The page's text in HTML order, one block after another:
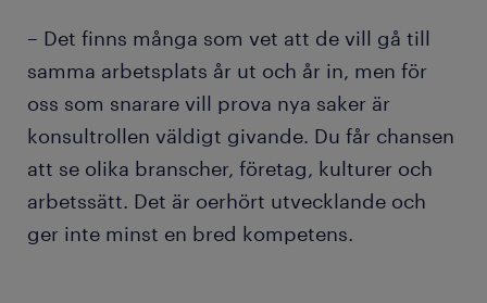
– Det finns många som vet att de vill gå till
samma arbetsplats år ut och år in, men för
oss som snarare vill prova nya saker är
konsultrollen väldigt givande. Du får chansen
att se olika branscher, företag, kulturer och
arbetssätt. Det är oerhört utvecklande och
ger inte minst en bred kompetens.